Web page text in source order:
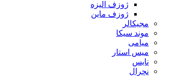
ژوزف الیزه
ژوزف ماین
مجیکالر
موند سیکا
میامی
میس استار
نایس
نچرال